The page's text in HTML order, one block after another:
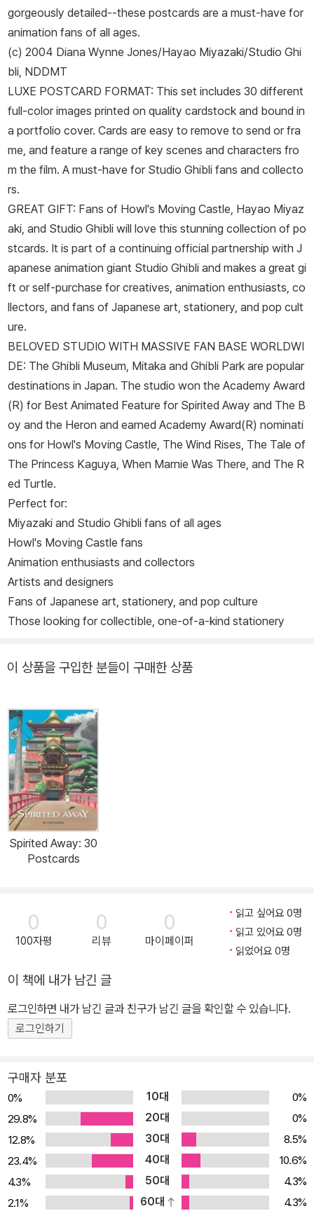
gorgeously detailed--these postcards are a must-have for
animation fans of all ages.
(c) 2004 Diana Wynne Jones/Hayao Miyazaki/Studio Ghi
bli, NDDMT
LUXE POSTCARD FORMAT: This set includes 30 different
full-color images printed on quality cardstock and bound in
a portfolio cover. Cards are easy to remove to send or fra
me, and feature a range of key scenes and characters fro
m the film. A must-have for Studio Ghibli fans and collecto
rs.
GREAT GIFT: Fans of Howl's Moving Castle, Hayao Miyaz
aki, and Studio Ghibli will love this stunning collection of po
stcards. It is part of a continuing official partnership with J
apanese animation giant Studio Ghibli and makes a great gi
ft or self-purchase for creatives, animation enthusiasts, co
llectors, and fans of Japanese art, stationery, and pop cult
ure.
BELOVED STUDIO WITH MASSIVE FAN BASE WORLDWI
DE: The Ghibli Museum, Mitaka and Ghibli Park are popular
destinations in Japan. The studio won the Academy Award
(R) for Best Animated Feature for Spirited Away and The B
oy and the Heron and earned Academy Award(R) nominati
ons for Howl's Moving Castle, The Wind Rises, The Tale of
The Princess Kaguya, When Marnie Was There, and The R
ed Turtle.
Perfect for:
Miyazaki and Studio Ghibli fans of all ages
Howl's Moving Castle fans
Animation enthusiasts and collectors
Artists and designers
Fans of Japanese art, stationery, and pop culture
Those looking for collectible, one-of-a-kind stationery
이 상품을 구입한 분들이 구매한 상품
Spirited Away: 30
Postcards
0
100자평
0
리뷰
0
마이페이퍼
읽고 싶어요 0명
읽고 있어요 0명
읽었어요 0명
이 책에 내가 남긴 글
로그인하면 내가 남긴 글과 친구가 남긴 글을 확인할 수 있습니다.
로그인하기
구매자 분포
0% 10대
0%
29.8%
20대
0%
12.8%
30대
8.5%
23.4%
40대
10.6%
4.3%
50대
4.3%
2.1%
60대
4.3%